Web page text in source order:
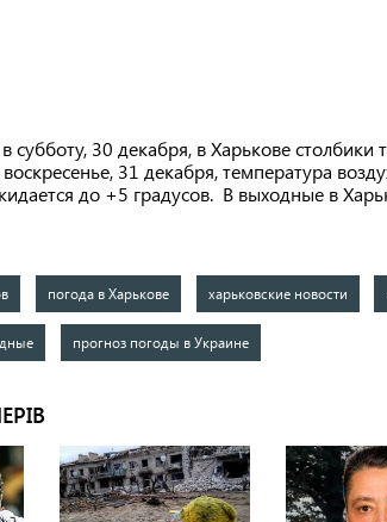
субботу, 30 декабря, в Харькове
31 декабря, температура
до +5 градусов. В выходные в
погода в Харькове харьковские новости
прогноз погоды в Украине